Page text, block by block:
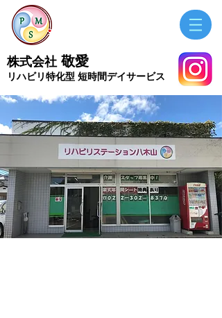
株式会社 敬愛
​リハビリ特化型 短時間デイサービス